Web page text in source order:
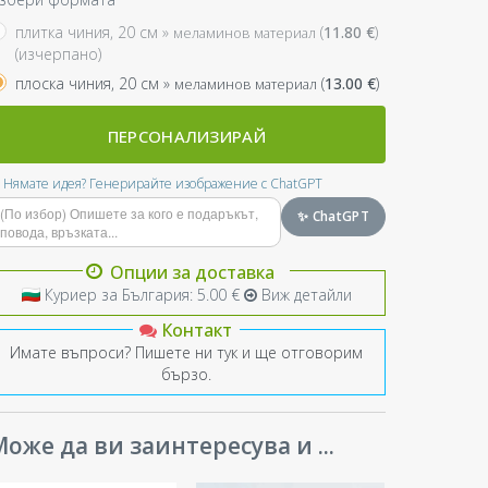
плитка чиния, 20 см » меламинов материал (11.80 €)
(изчерпано)
плоска чиния, 20 см » меламинов материал (13.00 €)
ПЕРСОНАЛИЗИРАЙ
Нямате идея? Генерирайте изображение с ChatGPT
✨ ChatGPT
Опции за доставка
Куриер за България: 5.00 € Виж детайли
Контакт
Имате въпроси? Пишете ни тук и ще отговорим
бързо.
да ви заинтересува и ...